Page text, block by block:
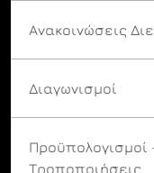
Ανακοινώσεις
Διαγωνισμοί
Τροποποιήσεις